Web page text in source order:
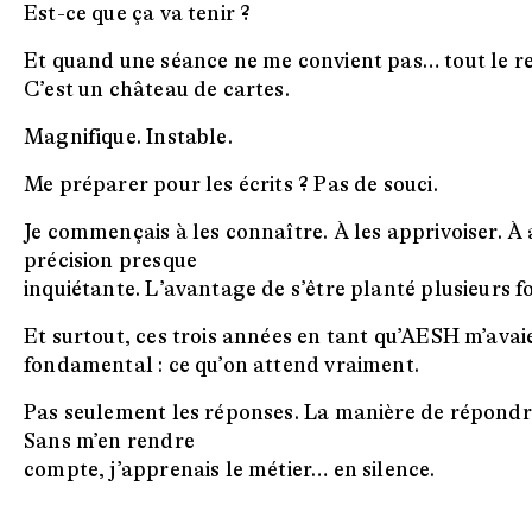
Est-ce que ça va tenir ?
Et quand une séance ne me convient pas… tout le
C’est un château de cartes.
Magnifique. Instable.
Me préparer pour les écrits ? Pas de souci.
Je commençais à les connaître. À les apprivoiser.
précision presque
inquiétante. L’avantage de s’être planté plusieurs
Et surtout, ces trois années en tant qu’AESH
fondamental : ce qu’on attend vraiment.
Pas seulement les réponses. La manière de
Sans m’en rendre
compte, j’apprenais le métier… en silence.